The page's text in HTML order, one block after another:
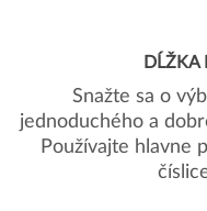
DĹŽKA
Snažte sa o
jednoduchého a
Používajte hlavne